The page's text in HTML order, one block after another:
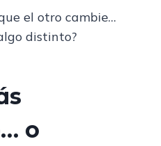
el otro cambie…
distinto?
o